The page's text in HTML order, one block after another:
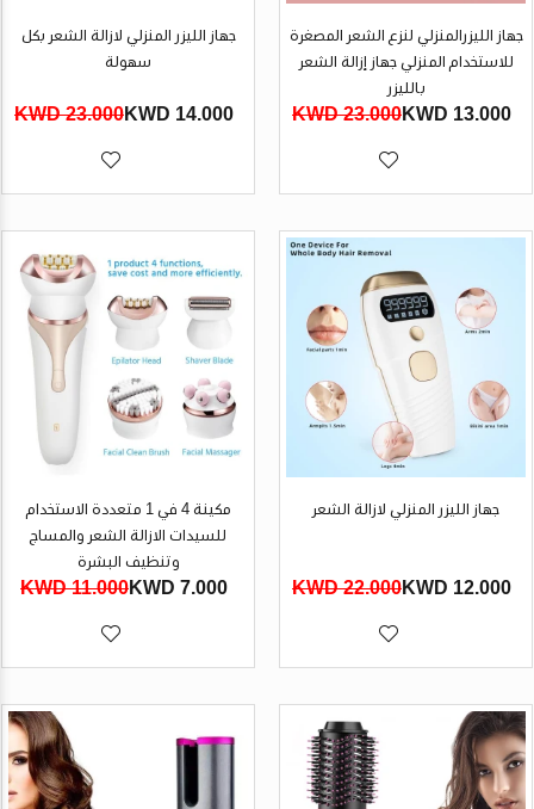
جهاز الليزرالمنزلي لنزع الشعر المصغرة
للاستخدام المنزلي جهاز إزالة الشعر
بالليزر
13.000 KWD
23.000 KWD
جهاز الليزر المنزلي لازالة الشعر بكل
سهولة
14.000 KWD
23.000 KWD
جهاز الليزر المنزلي لازالة الشعر
12.000 KWD
22.000 KWD
مكينة 4 في 1 متعددة الاستخدام
للسيدات الازالة الشعر والمساج
وتنظيف البشرة
7.000 KWD
11.000 KWD